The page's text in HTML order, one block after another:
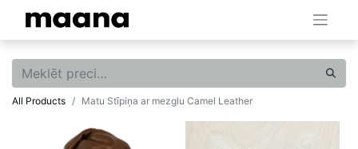
All Products Matu Stīpiņa ar mezglu Camel Leather